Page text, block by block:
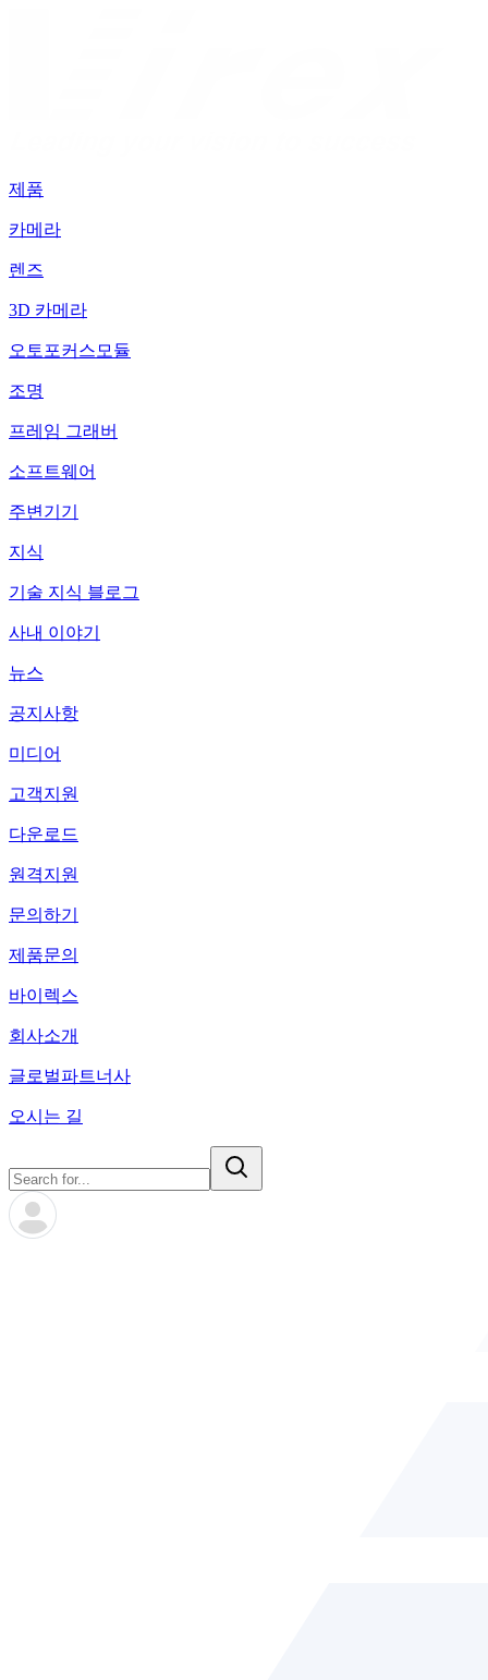
제품
카메라
렌즈
3D 카메라
오토포커스모듈
조명
프레임 그래버
소프트웨어
주변기기
지식
기술 지식 블로그
사내 이야기
뉴스
공지사항
미디어
고객지원
다운로드
원격지원
문의하기
제품문의
바이렉스
회사소개
글로벌파트너사
오시는 길